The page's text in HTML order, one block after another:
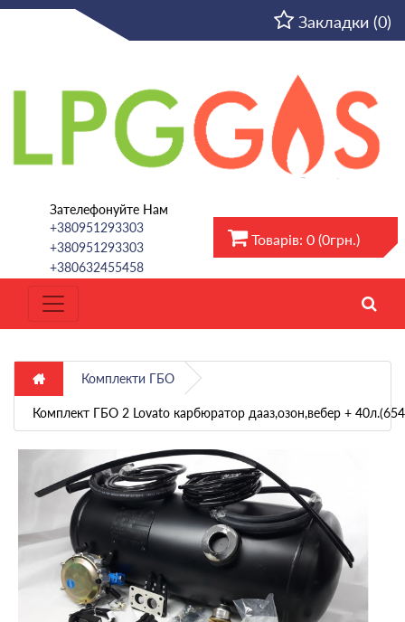
Закладки (0)
Зателефонуйте Нам
+380951293303
+380951293303
+380632455458
Товарів: 0 (0грн.)
Комплекти ГБО
Комплект ГБО 2 Lovato карбюратор дааз,озон,вебер +